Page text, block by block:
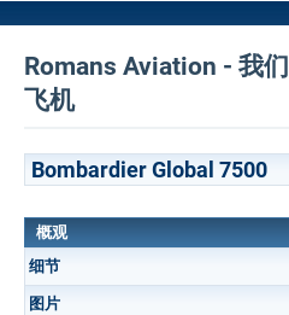
Romans Aviation - 我
飞机
Bombardier Global 7500
概观
细节
图片